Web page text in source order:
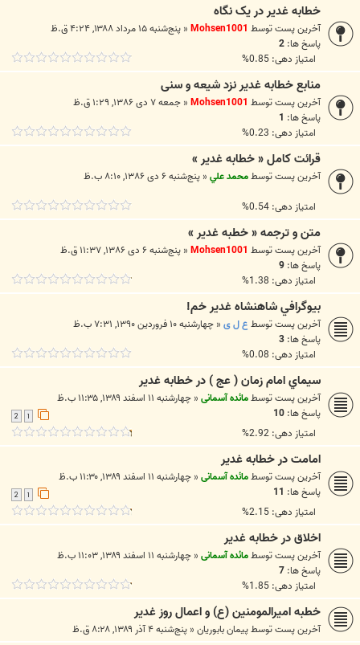
خطابه غدير در يک نگاه
آخرین پست توسطMohsen1001
« پنج‌شنبه ۱۵ مرداد ۱۳۸۸, ۴:۲۴ ق.ظ
پاسخ ها: 2
امتیاز دهی: 0.85%
منابع خطابه غدیر نزد شیعه و سنی
آخرین پست توسطMohsen1001
« جمعه ۷ دی ۱۳۸۶, ۱:۲۹ ق.ظ
پاسخ ها: 1
امتیاز دهی: 0.23%
قرائت کامل « خطابه غدير »
آخرین پست توسطمحمد علي« پنج‌شنبه ۶ دی ۱۳۸۶, ۸:۱۰ ب.ظ
امتیاز دهی: 0.54%
متن و ترجمه « خطبه غدیر »
آخرین پست توسطMohsen1001
« پنج‌شنبه ۶ دی ۱۳۸۶, ۱۱:۳۷ ق.ظ
پاسخ ها: 9
امتیاز دهی: 1.38%
بيوگرافي شاهنشاه غدير خم!
آخرین پست توسطع ل ی« چهارشنبه ۱۰ فروردین ۱۳۹۰, ۷:۳۱ ب.ظ
پاسخ ها: 3
امتیاز دهی: 0.08%
سيماي امام زمان ( عج ) در خطابه غدير
آخرین پست توسطمائده آسمانی« چهارشنبه ۱۱ اسفند ۱۳۸۹, ۱۱:۳۵ ب.ظ
پاسخ ها: 10
امتیاز دهی: 2.92%
امامت در خطابه غدیر
آخرین پست توسطمائده آسمانی« چهارشنبه ۱۱ اسفند ۱۳۸۹, ۱۱:۳۰ ب.ظ
پاسخ ها: 11
امتیاز دهی: 2.15%
اخلاق در خطابه غدیر
آخرین پست توسطمائده آسمانی« چهارشنبه ۱۱ اسفند ۱۳۸۹, ۱۱:۰۳ ب.ظ
پاسخ ها: 7
امتیاز دهی: 1.85%
خطبه اميرالمومنين (ع) و اعمال روز غدير
آخرین پست توسطپيمان بابوريان« پنج‌شنبه ۴ آذر ۱۳۸۹, ۸:۲۸ ق.ظ